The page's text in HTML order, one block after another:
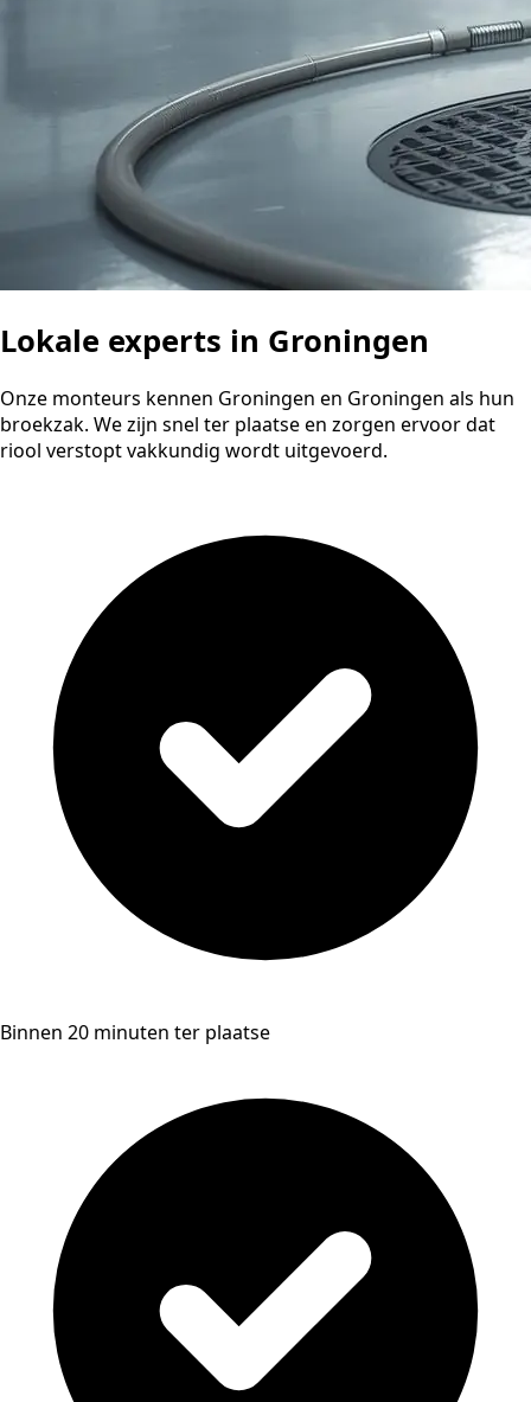
Lokale experts in Groningen
Onze monteurs kennen Groningen en Groningen als hun
broekzak. We zijn snel ter plaatse en zorgen ervoor dat
riool verstopt vakkundig wordt uitgevoerd.
Binnen 20 minuten ter plaatse